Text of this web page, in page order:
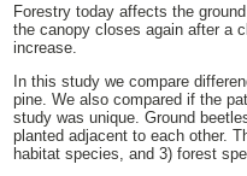
Forestry today affects the
the canopy closes again after a
increase.
In this study we compare
pine. We also compared if the
study was unique. Ground
planted adjacent to each other.
habitat species, and 3) forest